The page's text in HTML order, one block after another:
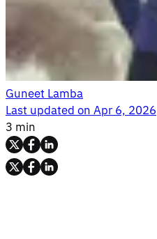
Guneet Lamba
Last updated onApr 6, 2026
3 min